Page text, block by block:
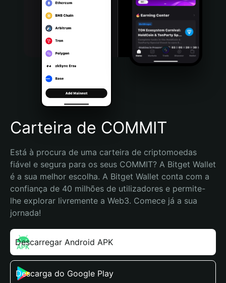
Português (Portugal)
Bahasa Indonesia
Português (Brasil)
Español (Argentina)
Carteira de COMMIT
Está à procura de uma carteira de criptomoedas
fiável e segura para os seus COMMIT? A Bitget Wallet
é a sua melhor escolha. A Bitget Wallet conta com a
confiança de 40 milhões de utilizadores e permite-
lhe explorar livremente a Web3. Comece já a sua
jornada!
Descarregar Android APK
Descarga do Google Play